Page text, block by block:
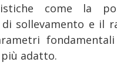
come la
di sollevamento e il
adatto.